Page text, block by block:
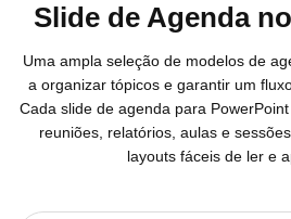
Slide de Agenda
Uma ampla seleção de modelos de
a organizar tópicos e garantir um
Cada slide de agenda para
reuniões, relatórios, aulas e
layouts fáceis de ler e